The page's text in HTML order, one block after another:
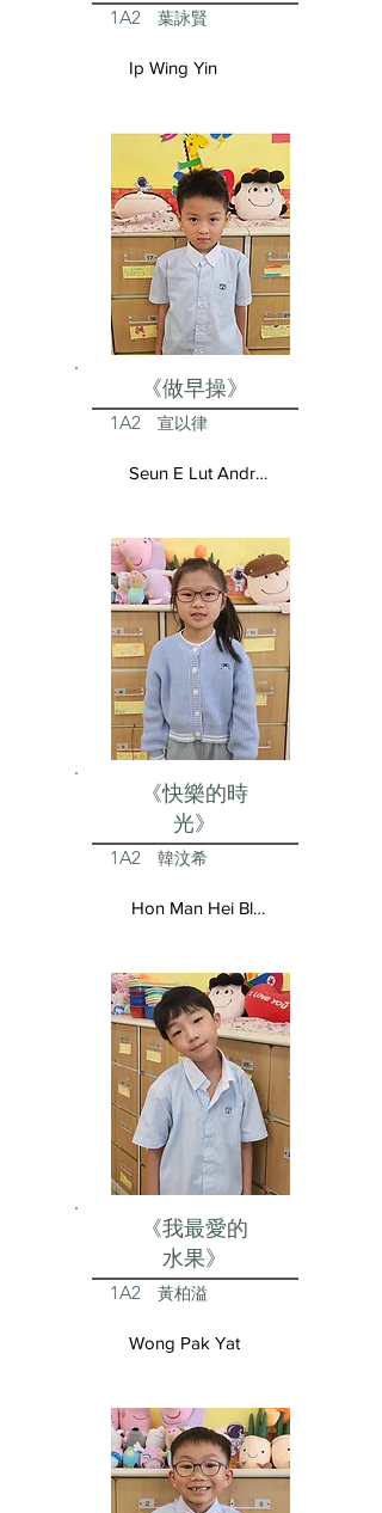
1A2 葉詠賢
Ip Wing Yin
《做早操》
1A2 宣以律
Seun E Lut Andrea
《快樂的時
光》
1A2 韓汶希
Hon Man Hei Blair
《我最愛的
水果》
1A2 黃柏溢
Wong Pak Yat